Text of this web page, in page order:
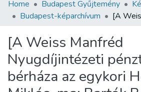
Communities & Collections
Statistics
About us
Home Budapest Gyűjtemény
Budapest-képarchívum
[A Weiss Manfréd
Nyugdíjintézeti
bérháza az egykori